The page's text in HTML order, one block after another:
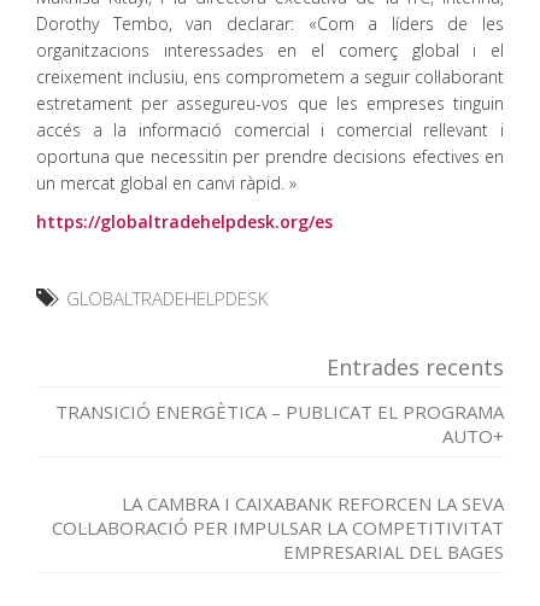
Dorothy Tembo, van declarar: «Com a líders de les
organitzacions interessades en el comerç global i el
creixement inclusiu, ens comprometem a seguir col·laborant
estretament per assegureu-vos que les empreses tinguin
accés a la informació comercial i comercial rellevant i
oportuna que necessitin per prendre decisions efectives en
un mercat global en canvi ràpid. »
https://globaltradehelpdesk.org/es
GLOBALTRADEHELPDESK
Entrades recents
TRANSICIÓ ENERGÈTICA – PUBLICAT EL PROGRAMA
AUTO+
LA CAMBRA I CAIXABANK REFORCEN LA SEVA
COL·LABORACIÓ PER IMPULSAR LA COMPETITIVITAT
EMPRESARIAL DEL BAGES